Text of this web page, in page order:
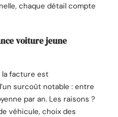
chaque détail compte
voiture jeune
la facture est
surcoût notable : entre
par an. Les raisons ?
véhicule, choix des